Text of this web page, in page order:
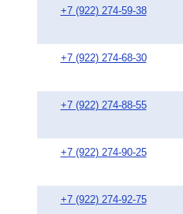
+7 (922) 274-59-38
+7 (922) 274-68-30
+7 (922) 274-88-55
+7 (922) 274-90-25
+7 (922) 274-92-75